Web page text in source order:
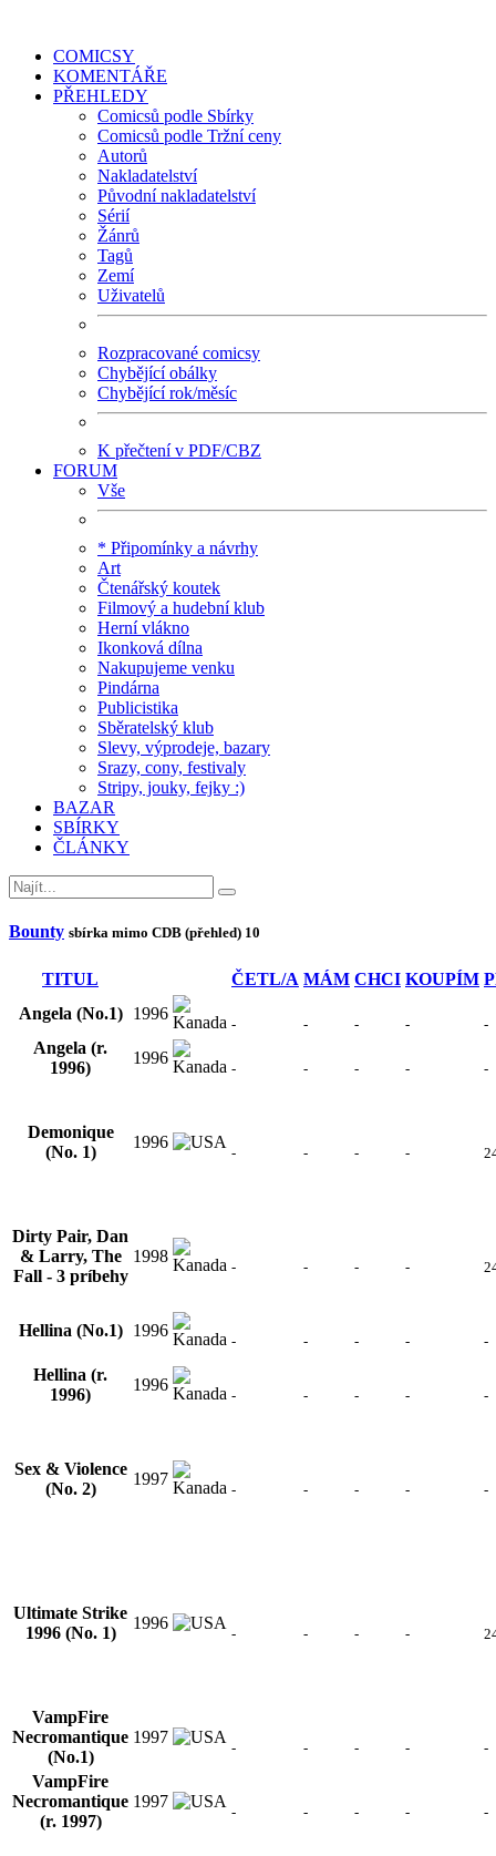
COMICSY
KOMENTÁŘE
PŘEHLEDY
Comicsů podle Sbírky
Comicsů podle Tržní ceny
Autorů
Nakladatelství
Původní nakladatelství
Sérií
Žánrů
Tagů
Zemí
Uživatelů
Rozpracované comicsy
Chybějící obálky
Chybějící rok/měsíc
K přečtení v PDF/CBZ
FORUM
Vše
* Připomínky a návrhy
Art
Čtenářský koutek
Filmový a hudební klub
Herní vlákno
Ikonková dílna
Nakupujeme venku
Pindárna
Publicistika
Sběratelský klub
Slevy, výprodeje, bazary
Srazy, cony, festivaly
Stripy, jouky, fejky :)
BAZAR
SBÍRKY
ČLÁNKY
Bounty sbírka mimo CDB (přehled) 10
TITUL ČETL/A MÁM CHCI KOUPÍM
Angela (No.1)
1996
- - - - -
Angela (r.
1996)
1996
- - - - -
Demonique
(No. 1)
1996
- - - -
Dirty Pair, Dan
& Larry, The
Fall - 3 príbehy
1998
- - - -
Hellina (No.1) 1996
- - - - -
Hellina (r.
1996)
1996
- - - - -
Sex & Violence
(No. 2)
1997
- - - - -
Ultimate Strike
1996 (No. 1)
1996
- - - -
VampFire
Necromantique
(No.1)
1997
- - - - -
VampFire
Necromantique
(r. 1997)
1997
- - - - -